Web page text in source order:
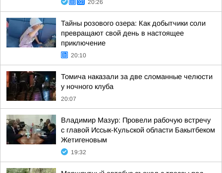
20:26
Тайны розового озера: Как добытчики соли
превращают свой день в настоящее
приключение
20:10
Томича наказали за две сломанные челюсти
у ночного клуба
20:07
Владимир Мазур: Провели рабочую встречу
с главой Иссык-Кульской области Бакытбеком
Жетигеновым
19:32